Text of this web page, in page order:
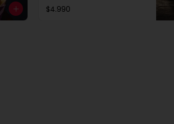
2x $10.000.-
de 20:30 a 00:30hrs.
$4.990